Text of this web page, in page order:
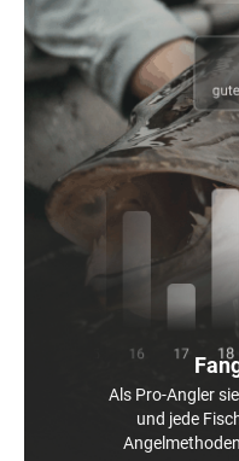
Als Pro-Angler
und jede